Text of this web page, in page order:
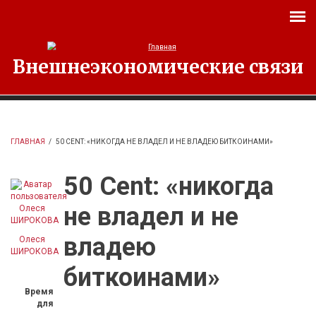
Внешнеэкономические связи
ГЛАВНАЯ / 50 CENT: «НИКОГДА НЕ ВЛАДЕЛ И НЕ ВЛАДЕЮ БИТКОИНАМИ»
Олеся
ШИРОКОВА
Время
для
50 Cent: «никогда
не владел и не
владею
биткоинами»